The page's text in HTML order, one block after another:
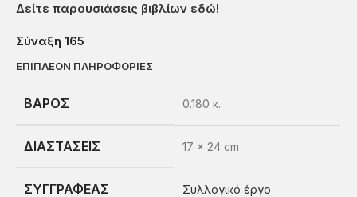
Δείτε παρουσιάσεις βιβλίων εδώ!
Σύναξη 165
ΕΠΙΠΛΈΟΝ ΠΛΗΡΟΦΟΡΊΕΣ
ΒΆΡΟΣ 0.180 κ.
ΔΙΑΣΤΆΣΕΙΣ 17 × 24 cm
ΣΥΓΓΡΑΦΈΑΣ Συλλογικό έργο